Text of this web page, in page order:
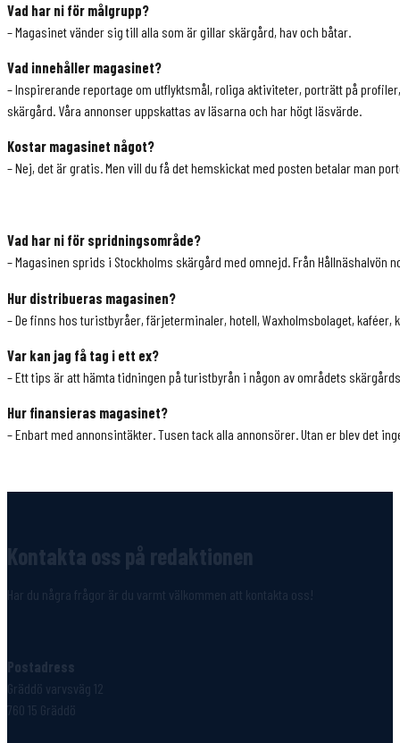
Vad har ni för målgrupp?
– Magasinet vänder sig till alla som är gillar skärgård, hav och båtar.
Vad innehåller magasinet?
– Inspirerande reportage om utflyktsmål, roliga aktiviteter, porträtt på
skärgård. Våra annonser uppskattas av läsarna och har högt läsvärde.
Kostar magasinet något?
– Nej, det är gratis. Men vill du få det hemskickat med posten betalar man
Vad har ni för spridningsområde?
– Magasinen sprids i Stockholms skärgård med omnejd. Från Hållnäshalvön
Hur distribueras magasinen?
– De finns hos turistbyråer, färjeterminaler, hotell, Waxholmsbolaget,
Var kan jag få tag i ett ex?
– Ett tips är att hämta tidningen på turistbyrån i någon av områdets
Hur finansieras magasinet?
– Enbart med annonsintäkter. Tusen tack alla annonsörer. Utan er blev det
Kontakta oss på redaktionen
Har du några frågor är du varmt välkommen att kontakta oss!
Postadress
Gräddö varvsväg 12
760 15 Gräddö